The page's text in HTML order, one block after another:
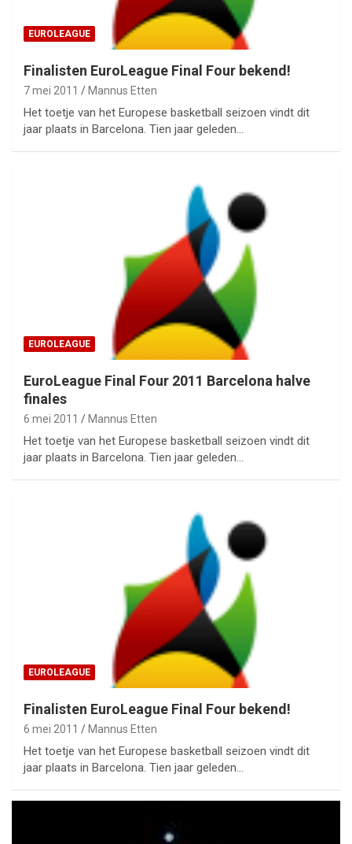
EUROLEAGUE
Finalisten EuroLeague Final Four bekend!
7 mei 2011 Mannus Etten
Het toetje van het Europese basketball seizoen vindt dit
jaar plaats in Barcelona. Tien jaar geleden…
EUROLEAGUE
EuroLeague Final Four 2011 Barcelona halve
finales
6 mei 2011 Mannus Etten
Het toetje van het Europese basketball seizoen vindt dit
jaar plaats in Barcelona. Tien jaar geleden…
EUROLEAGUE
Finalisten EuroLeague Final Four bekend!
6 mei 2011 Mannus Etten
Het toetje van het Europese basketball seizoen vindt dit
jaar plaats in Barcelona. Tien jaar geleden…